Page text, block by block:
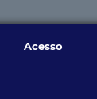
Acesso